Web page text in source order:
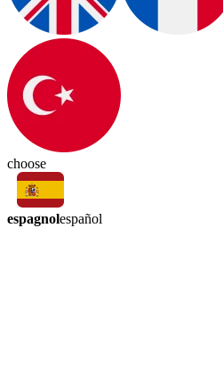
choose
espagnolespañol